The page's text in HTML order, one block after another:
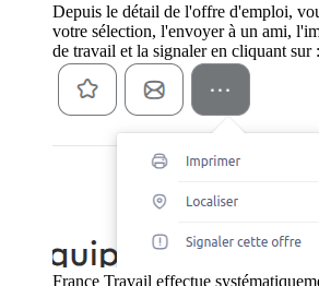
Depuis le détail de l'offre d'emploi,
votre sélection, l'envoyer à un ami,
de travail et la signaler en cliquant sur :
France Travail effectue